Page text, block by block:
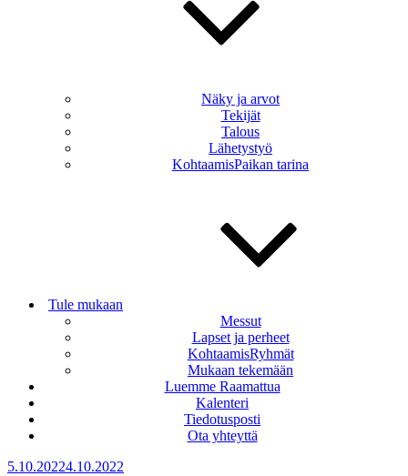
Näky ja arvot
Tekijät
Talous
Lähetystyö
KohtaamisPaikan tarina
Tule mukaan
Messut
Lapset ja perheet
KohtaamisRyhmät
Mukaan tekemään
Luemme Raamattua
Kalenteri
Tiedotusposti
Ota yhteyttä
Julkaistu
5.10.20224.10.2022